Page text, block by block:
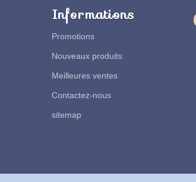
Informations
Promotions
Nouveaux produits
Meilleures ventes
Contactez-nous
sitemap